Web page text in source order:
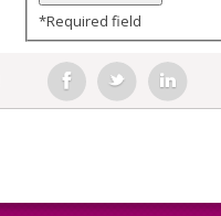
*Required field